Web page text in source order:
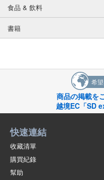
食品 & 飲料
書籍
希
商品の掲載を
越境EC「SD
快速連結
收藏清單
購買紀錄
幫助